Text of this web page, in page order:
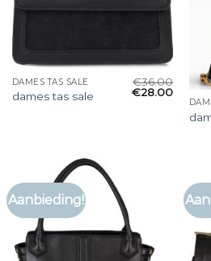
DAMES TAS SALE
dames tas sale
€36.00
€28.00
Aanbieding!